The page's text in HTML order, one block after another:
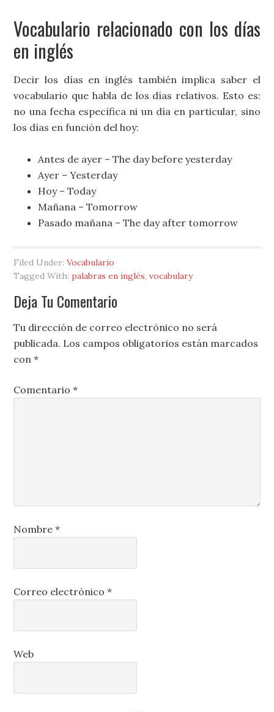
Vocabulario relacionado con los días
en inglés
Decir los días en inglés también implica saber el
vocabulario que habla de los días relativos. Esto es:
no una fecha específica ni un día en particular, sino
los días en función del hoy:
Antes de ayer – The day before yesterday
Ayer – Yesterday
Hoy – Today
Mañana – Tomorrow
Pasado mañana – The day after tomorrow
Filed Under:Vocabulario
Tagged With: palabras en inglés,vocabulary
Deja Tu Comentario
Tu dirección de correo electrónico no será
publicada. Los campos obligatorios están marcados
con*
Comentario*
Nombre*
Correo electrónico*
Web